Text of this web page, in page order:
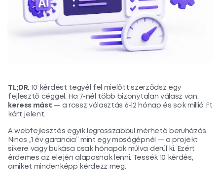
TL;DR. 10 kérdést tegyél fel mielőtt szerződsz egy
fejlesztő céggel. Ha 7-nél több bizonytalan válasz van,
keress mást — a rossz választás 6-12 hónap és sok millió Ft
kárt jelent.
A webfejlesztés egyik legrosszabbul mérhető beruházás.
Nincs „1 év garancia” mint egy mosógépnél — a projekt
sikere vagy bukása csak hónapok múlva derül ki. Ezért
érdemes az elején alaposnak lenni. Tessék 10 kérdés,
amiket mindenképp kérdezz meg.